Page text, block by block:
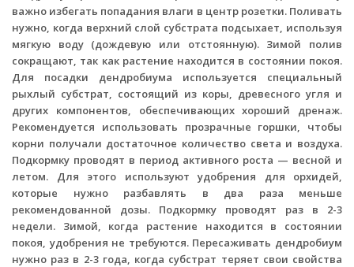
важно избегать попадания влаги в центр розетки. Поливать
нужно, когда верхний слой субстрата подсыхает, используя
мягкую воду (дождевую или отстоянную). Зимой полив
сокращают, так как растение находится в состоянии покоя.
Для посадки дендробиума используется специальный
рыхлый субстрат, состоящий из коры, древесного угля и
других компонентов, обеспечивающих хороший дренаж.
Рекомендуется использовать прозрачные горшки, чтобы
корни получали достаточное количество света и воздуха.
Подкормку проводят в период активного роста — весной и
летом. Для этого используют удобрения для орхидей,
которые нужно разбавлять в два раза меньше
рекомендованной дозы. Подкормку проводят раз в 2-3
недели. Зимой, когда растение находится в состоянии
покоя, удобрения не требуются. Пересаживать дендробиум
нужно раз в 2-3 года, когда субстрат теряет свои свойства